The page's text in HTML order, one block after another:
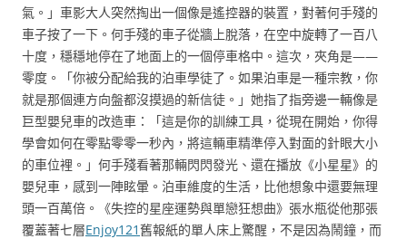
氣。」車影大人突然掏出一個像是遙控器的裝置，對著何手殘的
車子按了一下。何手殘的車子從牆上脫落，在空中旋轉了一百八
十度，穩穩地停在了地面上的一個停車格中。這次，夾角是——
零度。「你被分配給我的泊車學徒了。如果泊車是一種宗教，你
就是那個連方向盤都沒摸過的新信徒。」她指了指旁邊一輛像是
巨型嬰兒車的改造車：「這是你的訓練工具，從現在開始，你得
學會如何在零點零零一秒內，將這輛車精準停入對面的針眼大小
的車位裡。」何手殘看著那輛閃閃發光、還在播放《小星星》的
嬰兒車，感到一陣眩暈。泊車維度的生活，比他想象中還要無理
頭一百萬倍。《失控的星座運勢與單戀狂想曲》張水瓶從他那張
覆蓋著七層Enjoy121舊報紙的單人床上驚醒，不是因為鬧鐘，而